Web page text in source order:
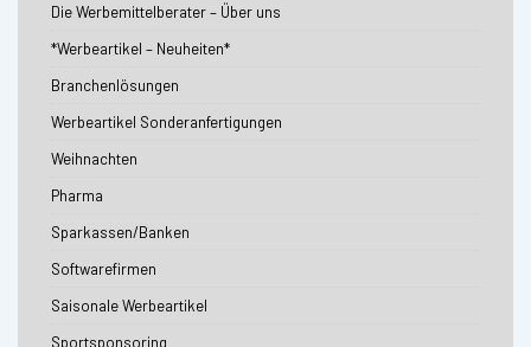
Die Werbemittelberater – Über uns
*Werbeartikel – Neuheiten*
Branchenlösungen
Werbeartikel Sonderanfertigungen
Weihnachten
Pharma
Sparkassen/Banken
Softwarefirmen
Saisonale Werbeartikel
Sportsponsoring